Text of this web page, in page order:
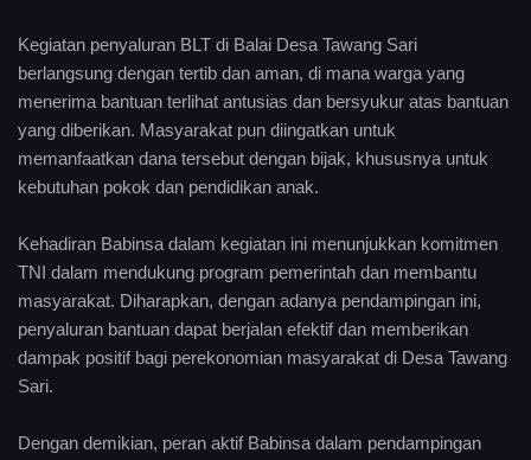
Kegiatan penyaluran BLT di Balai Desa Tawang Sari
berlangsung dengan tertib dan aman, di mana warga yang
menerima bantuan terlihat antusias dan bersyukur atas bantuan
yang diberikan. Masyarakat pun diingatkan untuk
memanfaatkan dana tersebut dengan bijak, khususnya untuk
kebutuhan pokok dan pendidikan anak.
Kehadiran Babinsa dalam kegiatan ini menunjukkan komitmen
TNI dalam mendukung program pemerintah dan membantu
masyarakat. Diharapkan, dengan adanya pendampingan ini,
penyaluran bantuan dapat berjalan efektif dan memberikan
dampak positif bagi perekonomian masyarakat di Desa Tawang
Sari.
Dengan demikian, peran aktif Babinsa dalam pendampingan